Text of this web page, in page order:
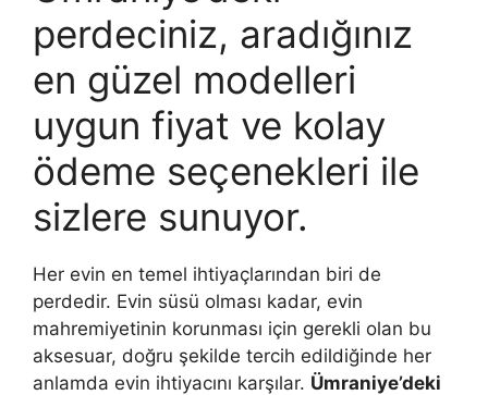
perdeciniz, aradığınız
en güzel modelleri
uygun fiyat ve kolay
ödeme seçenekleri ile
sizlere sunuyor.
Her evin en temel ihtiyaçlarından biri de
perdedir. Evin süsü olması kadar, evin
mahremiyetinin korunması için gerekli olan bu
aksesuar, doğru şekilde tercih edildiğinde her
anlamda evin ihtiyacını karşılar. Ümraniye’deki